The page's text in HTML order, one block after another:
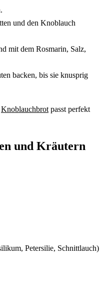
und den Knoblauch
mit dem Rosmarin, Salz,
backen, bis sie knusprig
Knoblauchbrot passt perfekt
und Kräutern
Petersilie, Schnittlauch)